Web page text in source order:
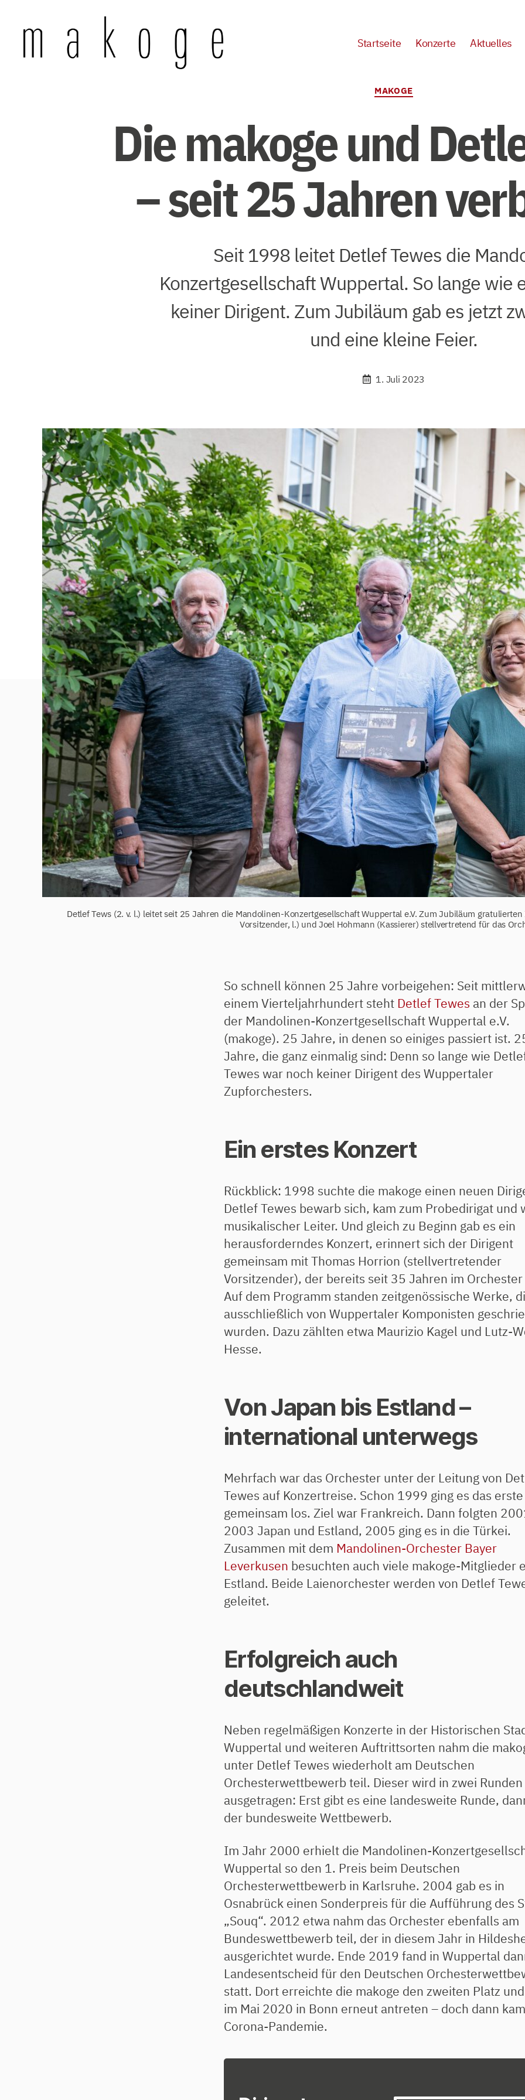
Startseite Konzerte Aktuelles
Kategorien
MAKOGE
Die makoge und
– seit 25 Jahren
Seit 1998 leitet Detlef Tewes die
Konzertgesellschaft Wuppertal. So lange wie
keiner Dirigent. Zum Jubiläum gab es jetzt
und eine kleine Feier.
1. Juli 2023
Detlef Tews (2. v. l.) leitet seit 25 Jahren die Mandolinen-Konzertgesellschaft Wuppertal e.V. Zum Jubiläum
Vorsitzender, l.) und Joel Hohmann (Kassierer) stellvertretend für das
So schnell können 25 Jahre vorbeigehen: Seit
einem Vierteljahrhundert steht Detlef Tewes an der
der Mandolinen-Konzertgesellschaft Wuppertal e.V.
(makoge). 25 Jahre, in denen so einiges passiert ist.
Jahre, die ganz einmalig sind: Denn so lange wie
Tewes war noch keiner Dirigent des Wuppertaler
Zupforchesters.
Ein erstes Konzert
Rückblick: 1998 suchte die makoge einen neuen
Detlef Tewes bewarb sich, kam zum Probedirigat und
musikalischer Leiter. Und gleich zu Beginn gab es ein
herausforderndes Konzert, erinnert sich der Dirigent
gemeinsam mit Thomas Horrion (stellvertretender
Vorsitzender), der bereits seit 35 Jahren im
Auf dem Programm standen zeitgenössische Werke,
ausschließlich von Wuppertaler Komponisten
wurden. Dazu zählten etwa Maurizio Kagel und Lutz-
Hesse.
Von Japan bis Estland –
international unterwegs
Mehrfach war das Orchester unter der Leitung von
Tewes auf Konzertreise. Schon 1999 ging es das
gemeinsam los. Ziel war Frankreich. Dann folgten
2003 Japan und Estland, 2005 ging es in die Türkei.
Zusammen mit dem Mandolinen-Orchester Bayer
Leverkusen besuchten auch viele makoge-Mitglieder
Estland. Beide Laienorchester werden von Detlef
geleitet.
Erfolgreich auch
deutschlandweit
Neben regelmäßigen Konzerte in der Historischen
Wuppertal und weiteren Auftrittsorten nahm die
unter Detlef Tewes wiederholt am Deutschen
Orchesterwettbewerb teil. Dieser wird in zwei Runden
ausgetragen: Erst gibt es eine landesweite Runde,
der bundesweite Wettbewerb.
Im Jahr 2000 erhielt die Mandolinen-
Wuppertal so den 1. Preis beim Deutschen
Orchesterwettbewerb in Karlsruhe. 2004 gab es in
Osnabrück einen Sonderpreis für die Aufführung des
„Souq“. 2012 etwa nahm das Orchester ebenfalls am
Bundeswettbewerb teil, der in diesem Jahr in
ausgerichtet wurde. Ende 2019 fand in Wuppertal
Landesentscheid für den Deutschen
statt. Dort erreichte die makoge den zweiten Platz
im Mai 2020 in Bonn erneut antreten – doch dann
Corona-Pandemie.